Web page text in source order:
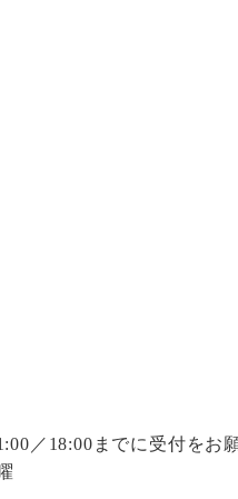
／18:00までに受付をお